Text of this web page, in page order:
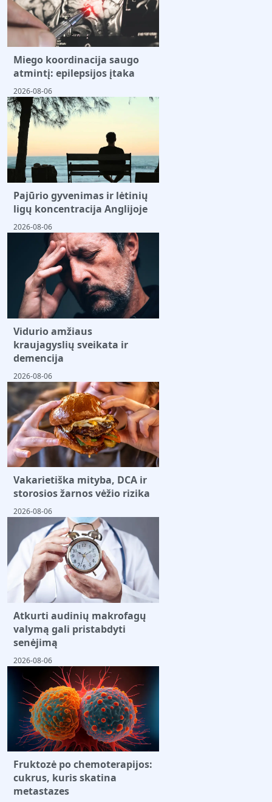
Miego koordinacija saugo
atmintį: epilepsijos įtaka
2026-08-06
Pajūrio gyvenimas ir lėtinių
ligų koncentracija Anglijoje
2026-08-06
Vidurio amžiaus
kraujagyslių sveikata ir
demencija
2026-08-06
Vakarietiška mityba, DCA ir
storosios žarnos vėžio rizika
2026-08-06
Atkurti audinių makrofagų
valymą gali pristabdyti
senėjimą
2026-08-06
Fruktozė po chemoterapijos:
cukrus, kuris skatina
metastazes